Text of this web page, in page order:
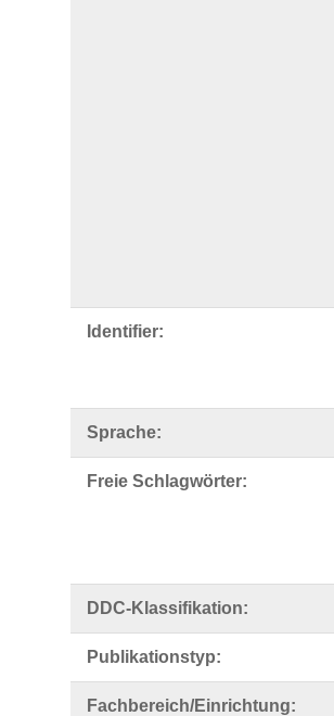
Identifier:
Sprache:
Freie Schlagwörter:
DDC-Klassifikation:
Publikationstyp:
Fachbereich/Einrichtung: